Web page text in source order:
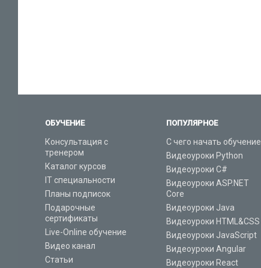
ОБУЧЕНИЕ
Консультация с
тренером
Каталог курсов
IT специальности
Планы подписок
Подарочные
сертификаты
Live-Online обучение
Видео канал
Статьи
ПОПУЛЯРНОЕ
С чего начать обучение
Видеоуроки Python
Видеоуроки C#
Видеоуроки ASP.NET
Core
Видеоуроки Java
Видеоуроки HTML&CSS
Видеоуроки JavaScript
Видеоуроки Angular
Видеоуроки React